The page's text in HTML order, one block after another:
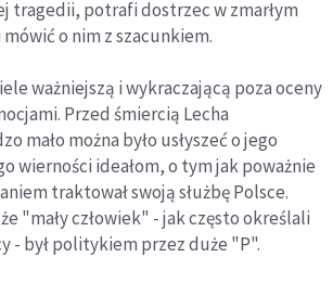
tragedii, potrafi dostrzec w zmarłym
o nim z szacunkiem.
ważniejszą i wykraczającą poza oceny
Przed śmiercią Lecha
mało można było usłyszeć o jego
wierności ideałom, o tym jak poważnie
traktował swoją służbę Polsce.
"mały człowiek" - jak często określali
- był politykiem przez duże "P".